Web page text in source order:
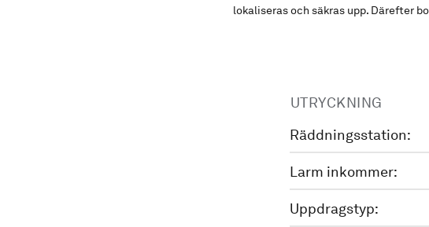
lokaliseras och säkras upp. Därefter
UTRYCKNING
Räddningsstation:
Larm inkommer:
Uppdragstyp: